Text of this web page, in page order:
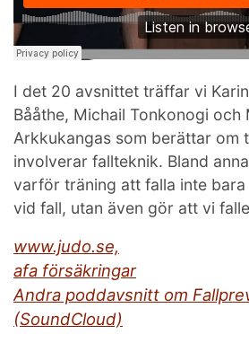
I det 20 avsnittet träffar vi
Bååthe, Michail Tonkonogi och
Arkkukangas som berättar om
involverar fallteknik. Bland
varför träning att falla inte
vid fall, utan även gör att vi
www.judo.se,
afa försäkringar
Andra poddavsnitt om
(SoundCloud)